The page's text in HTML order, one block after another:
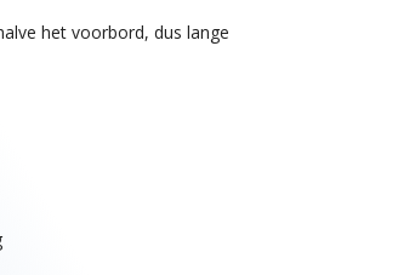
het voorbord, dus lange